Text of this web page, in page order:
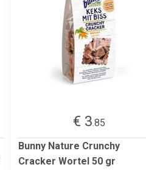
€ 3.85
Bunny Nature Crunchy
Cracker Wortel 50 gr